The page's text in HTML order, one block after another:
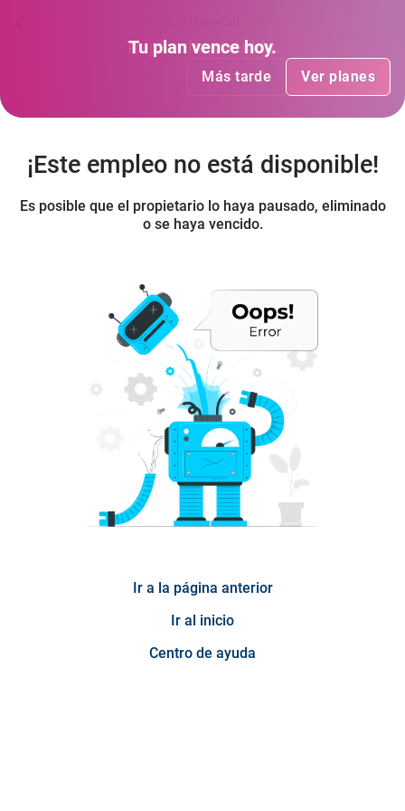
Tu plan ha vencido.
Más tarde Ver planes
Tu plan vence hoy.
Más tarde Ver planes
¡Este empleo no está disponible!
Es posible que el propietario lo haya pausado, eliminado
o se haya vencido.
Ir a la página anterior
Ir al inicio
Centro de ayuda